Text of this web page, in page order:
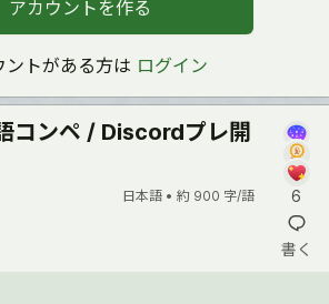
アカウントを作る
ントがある方は ログイン
コンペ / Discordプレ開
日本語 • 約 900 字/語 6
書く